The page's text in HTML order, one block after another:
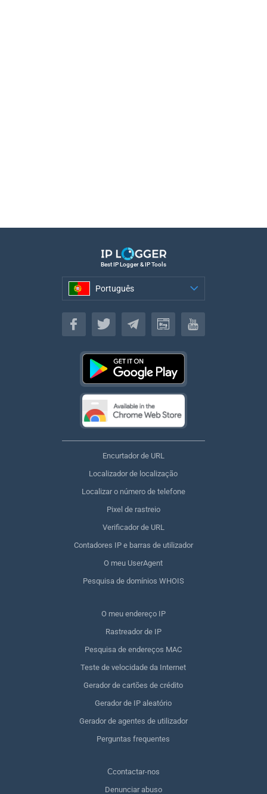
Best IP Logger & IP Tools
Português
Português
Encurtador de URL
Localizador de localização
Localizar o número de telefone
Pixel de rastreio
Verificador de URL
Contadores IP e barras de utilizador
O meu UserAgent
Pesquisa de domínios WHOIS
O meu endereço IP
Rastreador de IP
Pesquisa de endereços MAC
Teste de velocidade da Internet
Gerador de cartões de crédito
Gerador de IP aleatório
Gerador de agentes de utilizador
Perguntas frequentes
Сcontactar-nos
Denunciar abuso